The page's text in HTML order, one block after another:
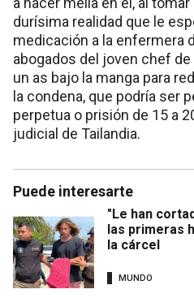
durísima realidad que le
medicación a la enfermera
abogados del joven chef
un as bajo la manga para
la condena, que podría ser
perpetua o prisión de 15 a
judicial de Tailandia.
Puede interesarte
"Le han
las primeras
la cárcel
MUNDO